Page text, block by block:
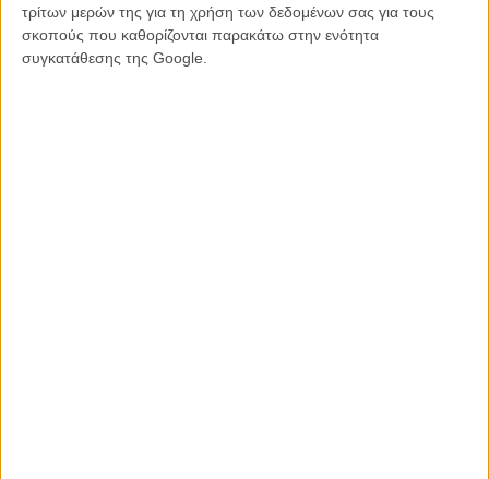
τρίτων μερών της για τη χρήση των δεδομένων σας για τους
σκοπούς που καθορίζονται παρακάτω στην ενότητα
συγκατάθεσης της Google.
Πώς θα περιγράφατε το φιλμ σε κάποιον που σας ρωτούσε
«τι είναι η ταινία σου;»